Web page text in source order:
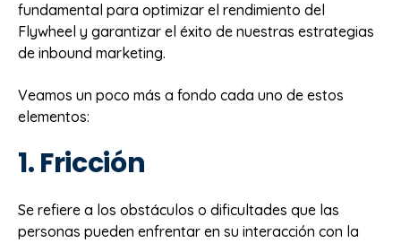
fundamental para optimizar el rendimiento del
Flywheel y garantizar el éxito de nuestras estrategias
de inbound marketing.
Veamos un poco más a fondo cada uno de estos
elementos:
1. Fricción
Se refiere a los obstáculos o dificultades que las
personas pueden enfrentar en su interacción con la